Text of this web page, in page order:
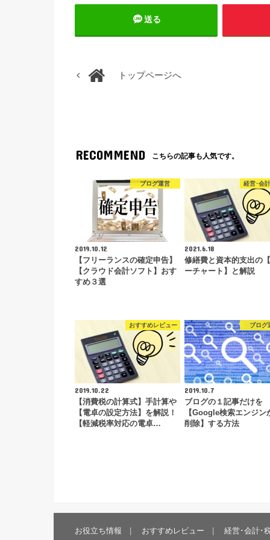
送る
トップページへ
RECOMMEND こちらの記事も人気です。
ブログ運営
2019.10.12
【フリーランスの確定申告】
【クラウド会計ソフト】おす
すめ３選
経営･会
2021.6.18
修繕費と資本的支出の
ーチャート】と解説
おすすめレビュー
2019.10.22
【消費税の計算式】手計算や
【電卓の設定方法】を解説！
【軽減税率対応の電卓…
ブログ
2019.10.7
ブログの１記事だけを
【Google検索エンジン
削除】する方法
お役立ち情報 おすすめレビュー 経営･会計･